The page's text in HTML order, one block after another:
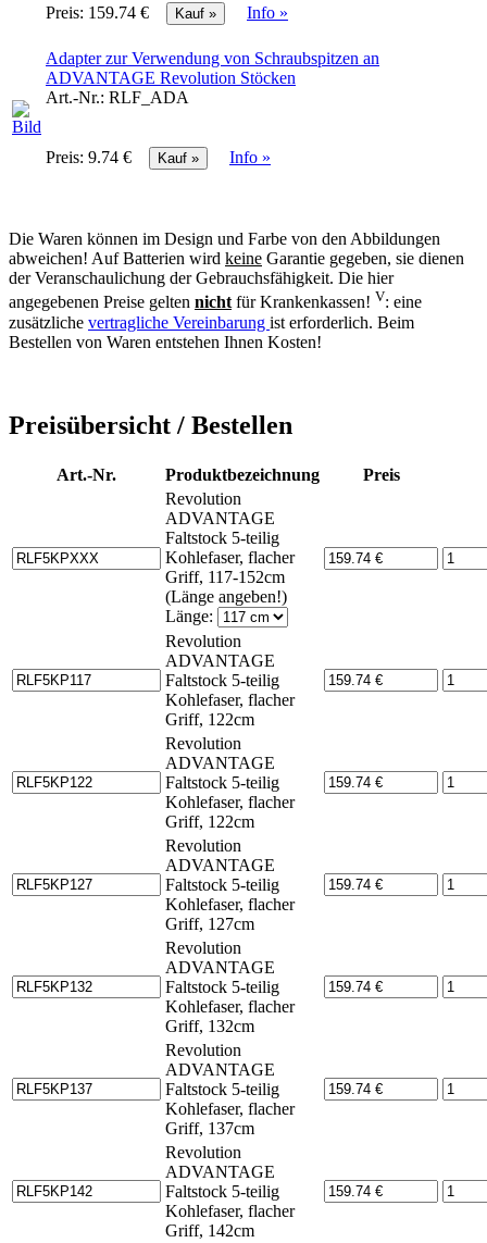
Preis: 159.74 € Info »
Adapter zur Verwendung von Schraubspitzen an
ADVANTAGE Revolution Stöcken
Art.-Nr.: RLF_ADA
Preis: 9.74 € Info »
Die Waren können im Design und Farbe von den Abbildungen
abweichen! Auf Batterien wird keine Garantie gegeben, sie dienen
der Veranschaulichung der Gebrauchsfähigkeit. Die hier
angegebenen Preise gelten nichtfür Krankenkassen! V: eine
zusätzliche vertragliche Vereinbarung ist erforderlich. Beim
Bestellen von Waren entstehen Ihnen Kosten!
Preisübersicht / Bestellen
Art.-Nr. Produktbezeichnung
Preis
Revolution
ADVANTAGE
Faltstock 5-teilig
Kohlefaser, flacher
Griff, 117-152cm
(Länge angeben!)
Länge:
Revolution
ADVANTAGE
Faltstock 5-teilig
Kohlefaser, flacher
Griff, 122cm
Revolution
ADVANTAGE
Faltstock 5-teilig
Kohlefaser, flacher
Griff, 122cm
Revolution
ADVANTAGE
Faltstock 5-teilig
Kohlefaser, flacher
Griff, 127cm
Revolution
ADVANTAGE
Faltstock 5-teilig
Kohlefaser, flacher
Griff, 132cm
Revolution
ADVANTAGE
Faltstock 5-teilig
Kohlefaser, flacher
Griff, 137cm
Revolution
ADVANTAGE
Faltstock 5-teilig
Kohlefaser, flacher
Griff, 142cm